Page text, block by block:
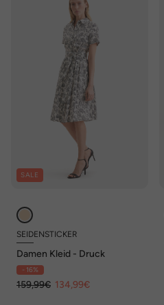
SALE
SEIDENSTICKER
Damen Kleid - Druck
- 16%
159,99€ 134,99€